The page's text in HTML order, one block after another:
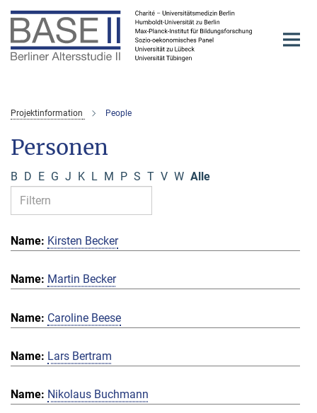
Hauptinhalt
Projektinformation People
Personen
B D E G J K L M P S T V W Alle
Kirsten Becker
Martin Becker
Caroline Beese
Lars Bertram
Nikolaus Buchmann